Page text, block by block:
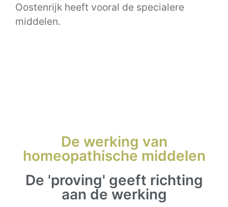
Oostenrijk heeft vooral de specialere
middelen.
De werking van
homeopathische middelen
De 'proving' geeft richting
aan de werking